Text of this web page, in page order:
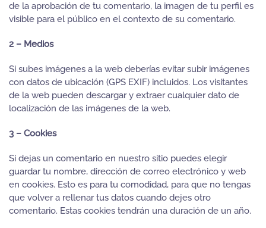
de la aprobación de tu comentario, la imagen de tu perfil es
visible para el público en el contexto de su comentario.
2 – Medios
Si subes imágenes a la web deberías evitar subir imágenes
con datos de ubicación (GPS EXIF) incluidos. Los visitantes
de la web pueden descargar y extraer cualquier dato de
localización de las imágenes de la web.
3 – Cookies
Si dejas un comentario en nuestro sitio puedes elegir
guardar tu nombre, dirección de correo electrónico y web
en cookies. Esto es para tu comodidad, para que no tengas
que volver a rellenar tus datos cuando dejes otro
comentario. Estas cookies tendrán una duración de un año.